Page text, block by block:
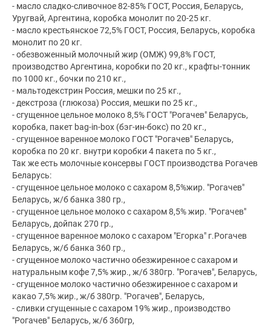
- масло сладко-сливочное 82-85% ГОСТ, Россия, Беларусь,
Уругвай, Аргентина, коробка монолит по 20-25 кг.
- масло крестьянское 72,5% ГОСТ, Россия, Беларусь, коробка
монолит по 20 кг.
- обезвоженный молочный жир (ОМЖ) 99,8% ГОСТ,
производство Аргентина, коробки по 20 кг., крафты-тонник
по 1000 кг., бочки по 210 кг.,
- мальтодекстрин Россия, мешки по 25 кг.,
- декстроза (глюкоза) Россия, мешки по 25 кг.,
- сгущенное цельное молоко 8,5% ГОСТ "Рогачев" Беларусь,
коробка, пакет bag-in-box (бэг-ин-бокс) по 20 кг.,
- сгущенное варенное молоко ГОСТ "Рогачев" Беларусь,
коробка по 20 кг. внутри коробки 4 пакета по 5 кг.,
Так же есть молочные консервы ГОСТ производства Рогачев
Беларусь:
- сгущенное цельное молоко с сахаром 8,5%жир. "Рогачев"
Беларусь, ж/б банка 380 гр.,
- сгущенное цельное молоко с сахаром 8,5% жир. "Рогачев"
Беларусь, дойпак 270 гр.,
- сгущенное варенное молоко с сахаром "Егорка" г.Рогачев
Беларусь, ж/б банка 360 гр.,
- сгущенное молоко частично обезжиренное с сахаром и
натуральным кофе 7,5% жир., ж/б 380гр. "Рогачев", Беларусь,
- сгущенное молоко частично обезжиренное с сахаром и
какао 7,5% жир., ж/б 380гр. "Рогачев", Беларусь,
- сливки сгущенные с сахаром 19% жир., производство
"Рогачев" Беларусь, ж/б 360гр,